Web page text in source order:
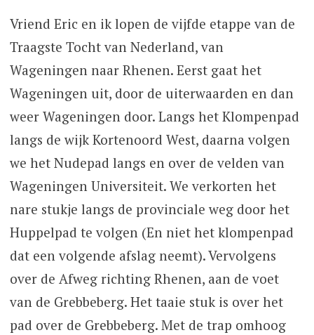
Vriend Eric en ik lopen de vijfde etappe van de
Traagste Tocht van Nederland, van
Wageningen naar Rhenen. Eerst gaat het
Wageningen uit, door de uiterwaarden en dan
weer Wageningen door. Langs het Klompenpad
langs de wijk Kortenoord West, daarna volgen
we het Nudepad langs en over de velden van
Wageningen Universiteit. We verkorten het
nare stukje langs de provinciale weg door het
Huppelpad te volgen (En niet het klompenpad
dat een volgende afslag neemt). Vervolgens
over de Afweg richting Rhenen, aan de voet
van de Grebbeberg. Het taaie stuk is over het
pad over de Grebbeberg. Met de trap omhoog